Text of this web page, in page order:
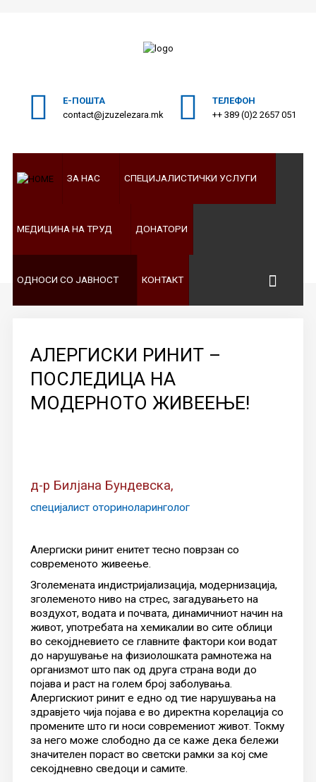
УСЛУГИ
МЕДИЦИНА
ОДНОСИ
СО
Е-ПОШТА
contact@jzuzelezara.mk
ТЕЛЕФОН
++ 389 (0)2 2657 051
ЗА НАС СПЕЦИЈАЛИСТИЧКИ УСЛУГИ
МЕДИЦИНА НА ТРУД ДОНАТОРИ
ОДНОСИ СО ЈАВНОСТ КОНТАКТ
Пребарајте на нашата веб страна
АЛЕРГИСКИ РИНИТ –
ПОСЛЕДИЦА НА
МОДЕРНОТО ЖИВЕЕЊЕ!
д-р Билјана Бундевска,
специјалист оториноларинголог
Алергиски ринит енитет тесно поврзан со
современото живеење.
Зголемената индистријализација, модернизација,
зголеменото ниво на стрес, загадувањето на
воздухот, водата и почвата, динамичниот начин на
живот, употребата на хемикалии во сите облици
во секојдневието се главните фактори кои водат
до нарушување на физиолошката рамнотежа на
организмот што пак од друга страна води до
појава и раст на голем број заболувања.
Алергискиот ринит е едно од тие нарушувања на
здравјето чија појава е во директна корелација со
промените што ги носи современиот живот. Токму
за него може слободно да се каже дека бележи
значителен пораст во светски рамки за кој сме
секојдневно сведоци и самите.